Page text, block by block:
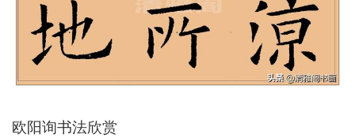
欧阳询书法欣赏